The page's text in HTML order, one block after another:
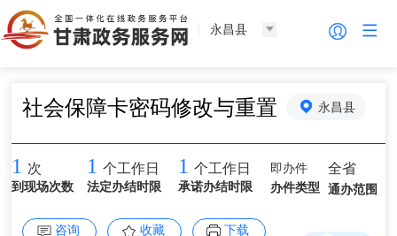
永昌县
社会保障卡密码修改与重置 永昌县
1 次
到现场次数
1 个工作日
法定办结时限
1 个工作日
承诺办结时限
即办件
办件类型
全省
通办范围
咨询 收藏 下载